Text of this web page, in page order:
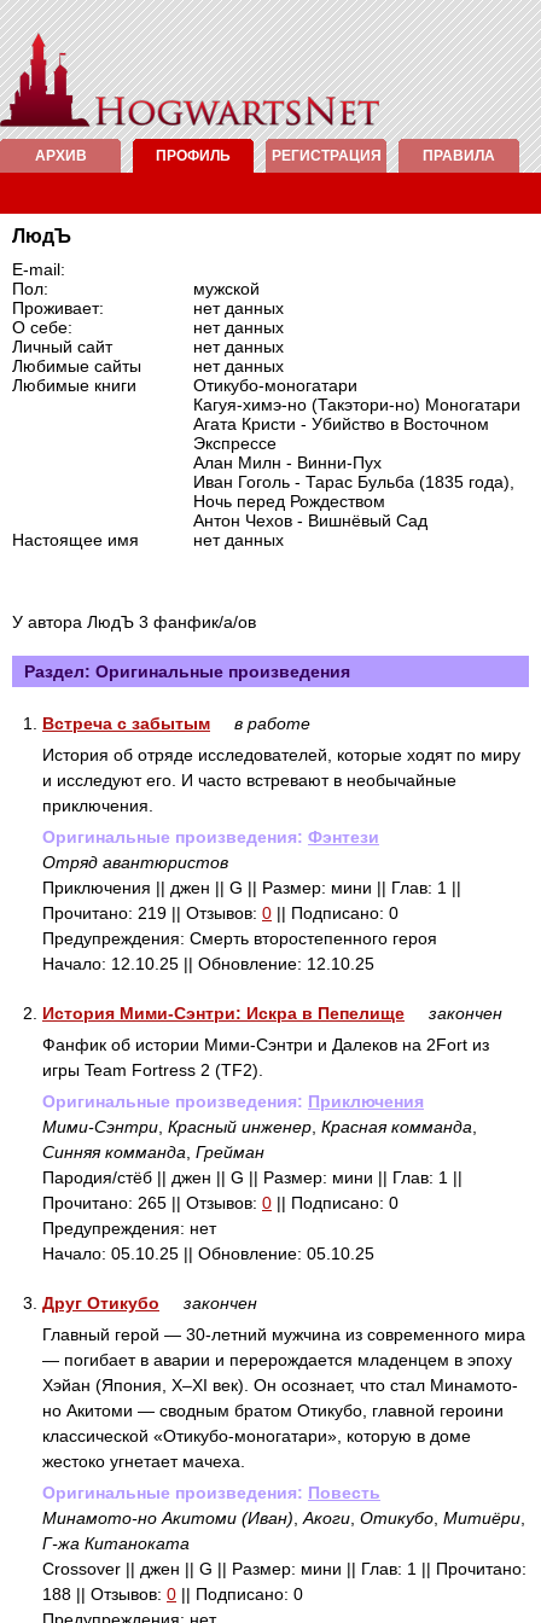
АРХИВ ПРОФИЛЬ РЕГИСТРАЦИЯ ПРАВИЛА
ЛюдЪ
E-mail:
Пол:
мужской
Проживает:
нет данных
О себе:
нет данных
Личный сайт
нет данных
Любимые сайты
нет данных
Любимые книги
Отикубо-моногатари
Кагуя-химэ-но (Такэтори-но) Моногатари
Агата Кристи - Убийство в Восточном
Экспрессе
Алан Милн - Винни-Пух
Иван Гоголь - Тарас Бульба (1835 года),
Ночь перед Рождеством
Антон Чехов - Вишнёвый Сад
Настоящее имя
нет данных
У автора ЛюдЪ 3 фанфик/а/ов
Раздел: Оригинальные произведения
1. Встреча с забытым
в работе
История об отряде исследователей, которые ходят по миру
и исследуют его. И часто встревают в необычайные
приключения.
Оригинальные произведения: Фэнтези
Отряд авантюристов
Приключения || джен || G || Размер: мини || Глав: 1 ||
Прочитано: 219 || Отзывов: 0 || Подписано: 0
Предупреждения: Смерть второстепенного героя
Начало: 12.10.25 || Обновление: 12.10.25
2. История Мими-Сэнтри: Искра в Пепелище
закончен
Фанфик об истории Мими-Сэнтри и Далеков на 2Fort из
игры Team Fortress 2 (TF2).
Оригинальные произведения: Приключения
Мими-Сэнтри Красный инженер Красная комманда
Синняя комманда Грейман
Пародия/стёб || джен || G || Размер: мини || Глав: 1 ||
Прочитано: 265 || Отзывов: 0 || Подписано: 0
Предупреждения: нет
Начало: 05.10.25 || Обновление: 05.10.25
3. Друг Отикубо
закончен
Главный герой — 30-летний мужчина из современного мира
— погибает в аварии и перерождается младенцем в эпоху
Хэйан (Япония, X–XI век). Он осознает, что стал Минамото-
но Акитоми — сводным братом Отикубо, главной героини
классической «Отикубо-моногатари», которую в доме
жестоко угнетает мачеха.
Оригинальные произведения: Повесть
Минамото-но Акитоми (Иван) Акоги Отикубо Митиёри
Г-жа Китаноката
Crossover || джен || G || Размер: мини || Глав: 1 || Прочитано:
188 || Отзывов: 0 || Подписано: 0